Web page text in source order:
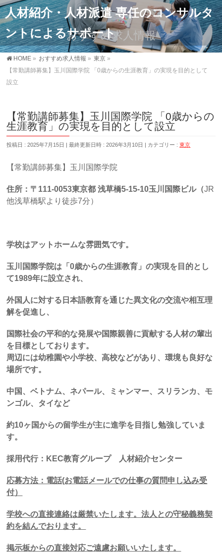
人材紹介・人材派遣 専任のコンサルタ
ントによるサポート
おすすめ求人情報
HOME » おすすめ求人情報 » 東京 »
【常勤講師募集】玉川国際学院 「0歳からの生涯教育」の実現を目的として
設立
【常勤講師募集】玉川国際学院 「0歳からの
生涯教育」の実現を目的として設立
投稿日 : 2025年7月15日 最終更新日時 : 2026年3月10日 カテゴリー :東京
【常勤講師募集】玉川国際学院
住所： 〒 111-0053東京都 浅草橋5-15-10玉川国際ビル（JR
他浅草橋駅より徒歩7分）
学校はアットホームな雰囲気です。
玉川国際学院は「0歳からの生涯教育」の実現を目的とし
て1989年に設立され、
外国人に対する日本語教育を通じた異文化の交流や相互理
解を促進し、
国際社会の平和的な発展や国際親善に貢献する人材の輩出
を目標としております。
周辺には幼稚園や小学校、高校などがあり、環境も良好な
場所です。
中国、ベトナム、ネパール、ミャンマー、スリランカ、モ
ンゴル、タイなど
約10ヶ国からの留学生が主に進学を目指し勉強していま
す。
採用代行： KEC教育グループ 人材紹介センター
応募方法：電話(お電話メールでの仕事の質問申し込み受
付）
学校への直接連絡は厳禁いたします。法人との守秘義務契
約を結んでおります。
掲示板からの直接対応ご遠慮お願いいたします。